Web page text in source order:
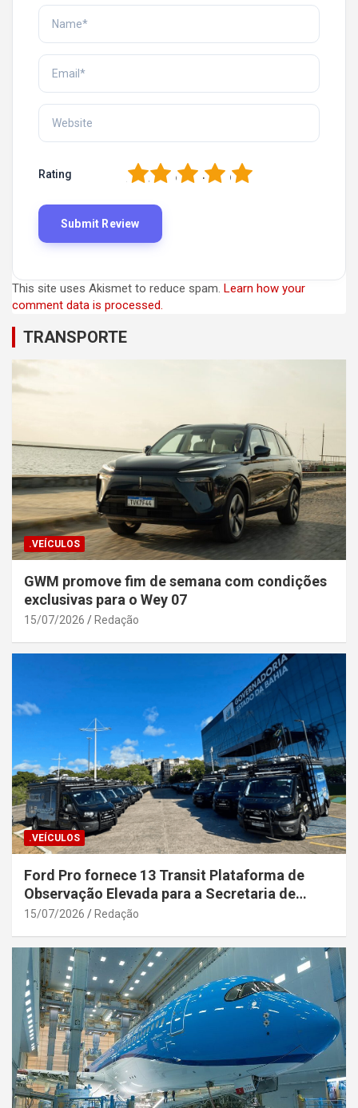
Rating 5
4
3
2
This site uses Akismet to reduce spam. Learn how your
comment data is processed.
TRANSPORTE
.VEÍCULOS
GWM promove fim de semana com condições
exclusivas para o Wey 07
15/07/2026 Redação
.VEÍCULOS
Ford Pro fornece 13 Transit Plataforma de
Observação Elevada para a Secretaria de
Segurança Pública da Bahia
15/07/2026 Redação